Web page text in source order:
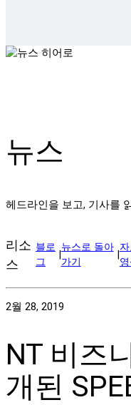
뉴스
헤드라인을 보고, 기사를
리소
스
블로
그
|
뉴스로 돌아
가기
|
2월 28, 2019
NT 비즈
개된